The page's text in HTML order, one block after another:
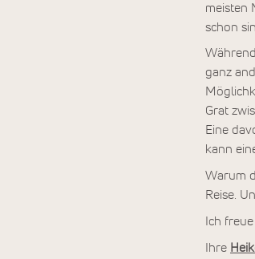
meisten
schon
ganz
Grat
Eine
kann
Warum
Reise.
Ich
Ihre